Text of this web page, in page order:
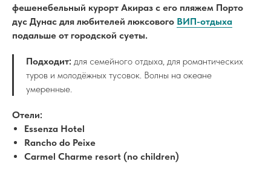
фешенебельный курорт Акираз с его пляжем Порто
дус Дунас для любителей люксового ВИП-отдыха
подальше от городской суеты.
Подходит: для семейного отдыха, для романтических
туров и молодёжных тусовок. Волны на океане
умеренные.
Отели:
Essenza Hotel
Rancho do Peixe
Carmel Charme resort (no children)